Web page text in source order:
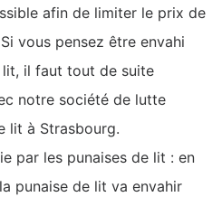
afin de limiter le prix de
vous pensez être envahi
lit, il faut tout de suite
notre société de lutte
lit à Strasbourg.
par les punaises de lit : en
punaise de lit va envahir